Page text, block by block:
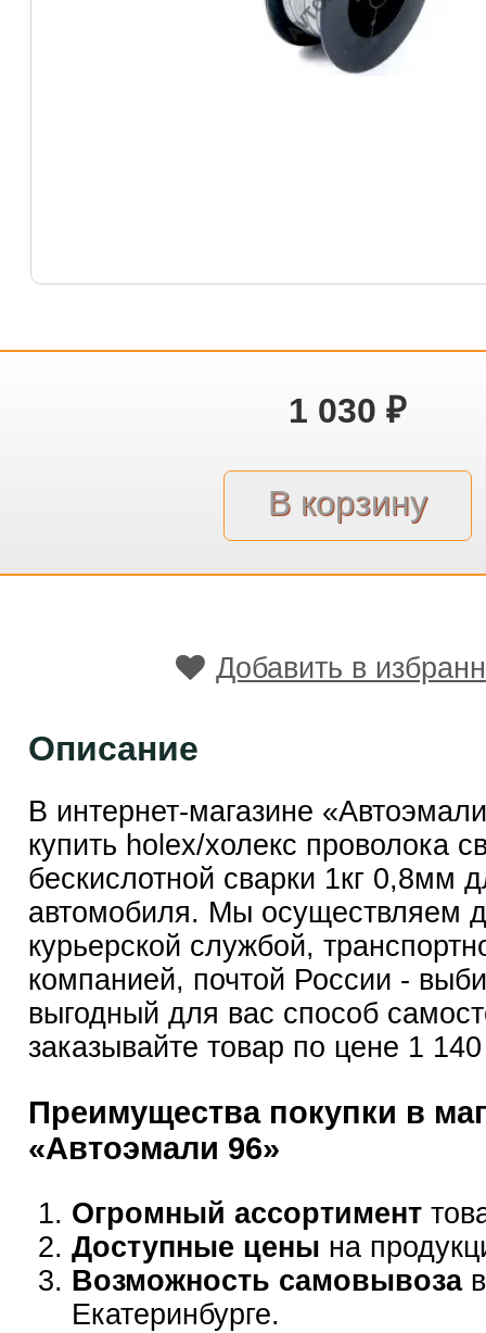
1 030 ₽
Добавить в
Описание
В интернет-магазине
купить holex/холекс проволока
бескислотной сварки 1кг 0,8мм
автомобиля. Мы осуществляем
курьерской службой,
компанией, почтой России -
выгодный для вас способ
заказывайте товар по цене 1
Преимущества покупки в
«Автоэмали 96»
Огромный ассортимент
Доступные цены на
Возможность самовывозав
Екатеринбурге.